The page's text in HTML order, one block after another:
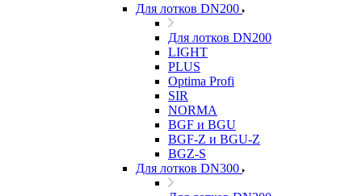
Для лотков DN200
Для лотков DN200
LIGHT
PLUS
Optima Profi
SIR
NORMA
BGF и BGU
BGF-Z и BGU-Z
BGZ-S
Для лотков DN300